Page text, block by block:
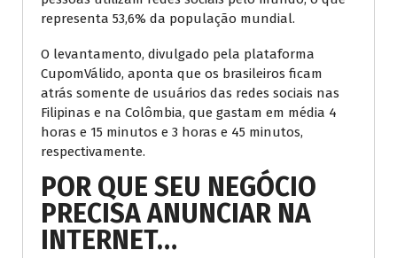
representa 53,6% da população mundial.
O levantamento, divulgado pela plataforma
CupomVálido, aponta que os brasileiros ficam
atrás somente de usuários das redes sociais nas
Filipinas e na Colômbia, que gastam em média 4
horas e 15 minutos e 3 horas e 45 minutos,
respectivamente.
POR QUE SEU NEGÓCIO
PRECISA ANUNCIAR NA
INTERNET…